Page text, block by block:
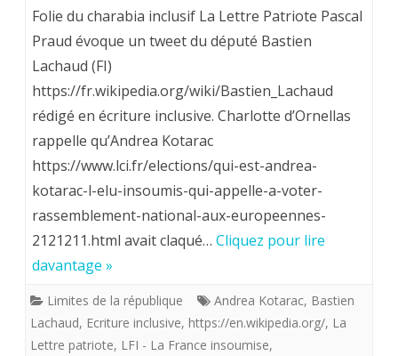
vont
les
hystériques
l’écriture
inclusive
?
.
Folie du charabia inclusif La Lettre Patriote Pascal
Praud évoque un tweet du député Bastien
Lachaud (FI)
https://fr.wikipedia.org/wiki/Bastien_Lachaud
rédigé en écriture inclusive. Charlotte d’Ornellas
rappelle qu’Andrea Kotarac
https://www.lci.fr/elections/qui-est-andrea-
kotarac-l-elu-insoumis-qui-appelle-a-voter-
rassemblement-national-aux-europeennes-
2121211.html avait claqué… Cliquez pour lire
davantage »
Limites de la république Andrea Kotarac, Bastien
Lachaud, Ecriture inclusive, https://en.wikipedia.org/, La
Lettre patriote, LFI - La France insoumise,